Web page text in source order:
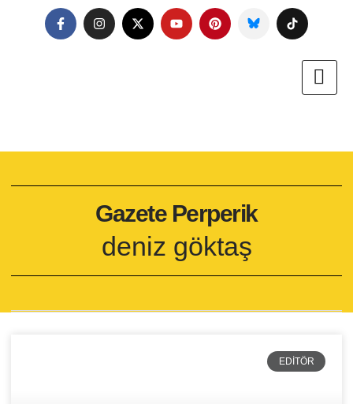
Gazete Perperik
deniz göktaş
EDITÖR